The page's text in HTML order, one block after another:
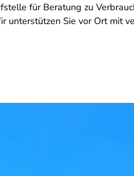
für Beratung zu
unterstützen Sie vor Ort mit